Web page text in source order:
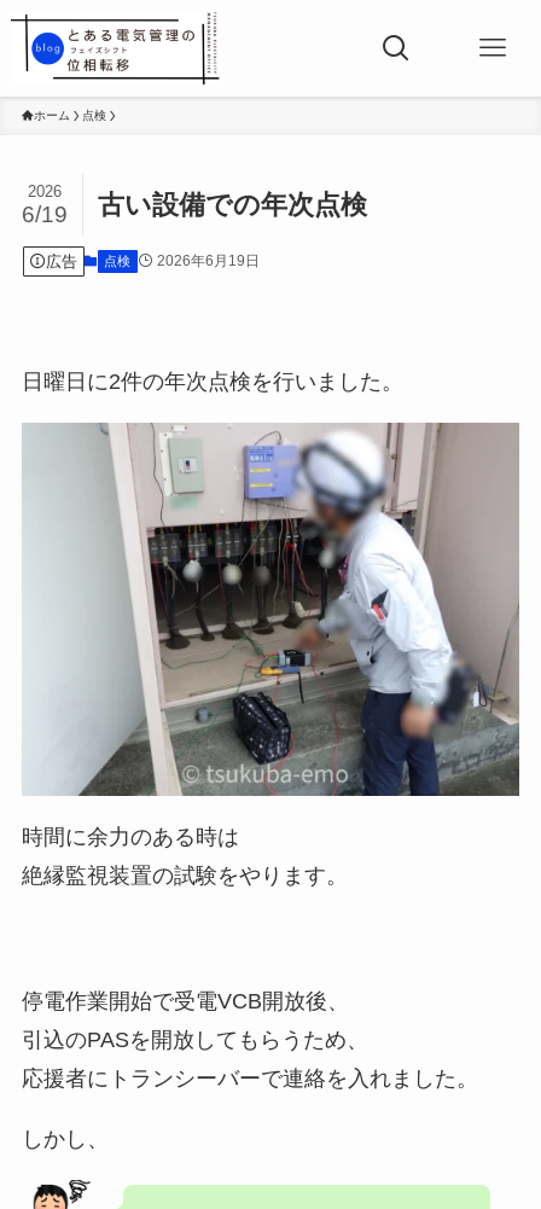
ホーム 点検
古い設備での年次点検
2026
6/19
広告 点検 2026年6月19日
日曜日に2件の年次点検を行いました。
時間に余力のある時は
絶縁監視装置の試験をやります。
停電作業開始で受電VCB開放後、
引込のPASを開放してもらうため、
応援者にトランシーバーで連絡を入れました。
しかし、